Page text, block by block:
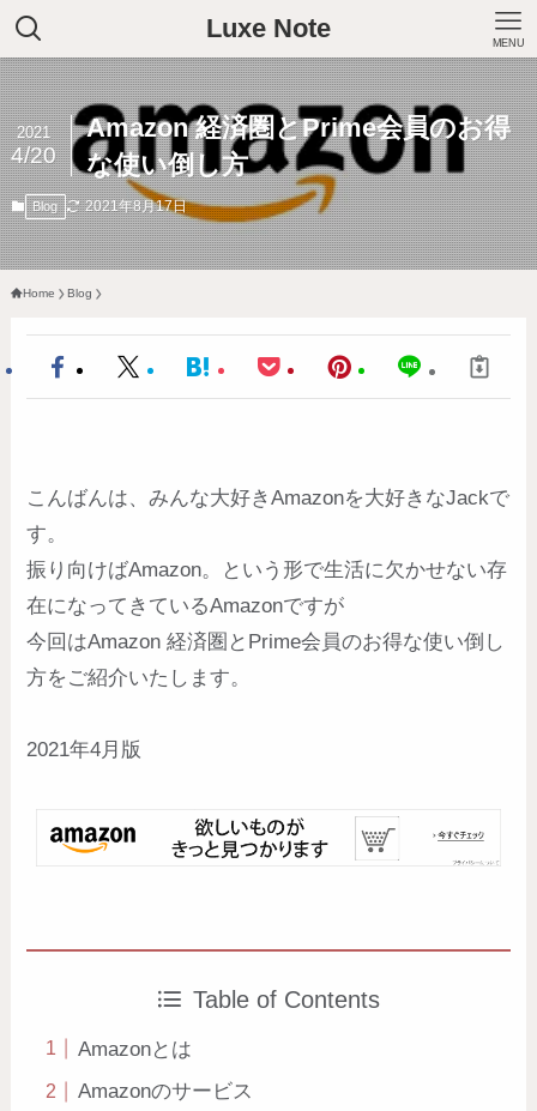
Luxe Note MENU
Amazon 経済圏とPrime会員のお得
な使い倒し方
2021
4/20
Blog 2021年8月17日
Home Blog
こんばんは、みんな大好きAmazonを大好きなJackで
す。
振り向けばAmazon。という形で生活に欠かせない存
在になってきているAmazonですが
今回はAmazon 経済圏とPrime会員のお得な使い倒し
方をご紹介いたします。
2021年4月版
Table of Contents
Amazonとは
Amazonのサービス